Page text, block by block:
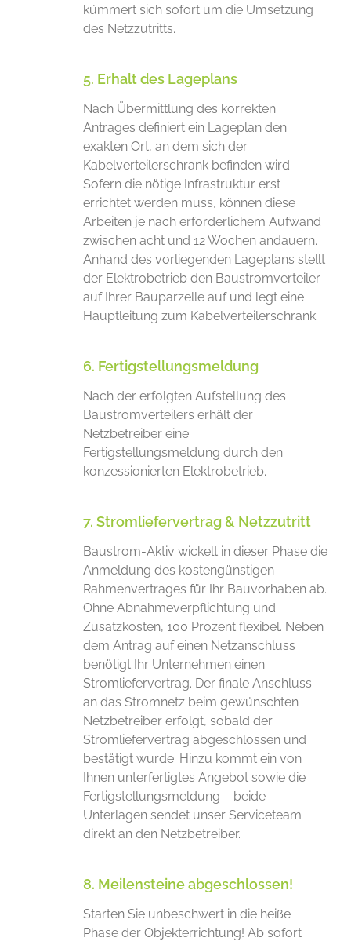
kümmert sich sofort um die Umsetzung
des Netzzutritts.
5. Erhalt des Lageplans
Nach Übermittlung des korrekten
Antrages definiert ein Lageplan den
exakten Ort, an dem sich der
Kabelverteilerschrank befinden wird.
Sofern die nötige Infrastruktur erst
errichtet werden muss, können diese
Arbeiten je nach erforderlichem Aufwand
zwischen acht und 12 Wochen andauern.
Anhand des vorliegenden Lageplans stellt
der Elektrobetrieb den Baustromverteiler
auf Ihrer Bauparzelle auf und legt eine
Hauptleitung zum Kabelverteilerschrank.
6. Fertigstellungsmeldung
Nach der erfolgten Aufstellung des
Baustromverteilers erhält der
Netzbetreiber eine
Fertigstellungsmeldung durch den
konzessionierten Elektrobetrieb.
7. Stromliefervertrag & Netzzutritt
Baustrom-Aktiv wickelt in dieser Phase die
Anmeldung des kostengünstigen
Rahmenvertrages für Ihr Bauvorhaben ab.
Ohne Abnahmeverpflichtung und
Zusatzkosten, 100 Prozent flexibel. Neben
dem Antrag auf einen Netzanschluss
benötigt Ihr Unternehmen einen
Stromliefervertrag. Der finale Anschluss
an das Stromnetz beim gewünschten
Netzbetreiber erfolgt, sobald der
Stromliefervertrag abgeschlossen und
bestätigt wurde. Hinzu kommt ein von
Ihnen unterfertigtes Angebot sowie die
Fertigstellungsmeldung – beide
Unterlagen sendet unser Serviceteam
direkt an den Netzbetreiber.
8. Meilensteine abgeschlossen!
Starten Sie unbeschwert in die heiße
Phase der Objekterrichtung! Ab sofort